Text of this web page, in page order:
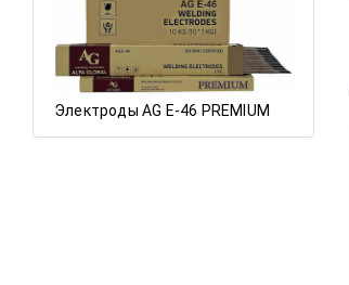
Электроды AG E-46 PREMIUM